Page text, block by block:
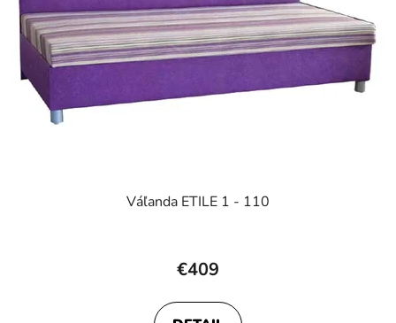
Váľanda ETILE 1 - 110
hodnotenie
je
€409